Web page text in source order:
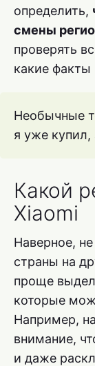
определить,
смены
проверять
какие факты
Необычные
я уже
Какой
Xiaomi
Наверное,
страны на
проще
которые
Например,
внимание,
и даже